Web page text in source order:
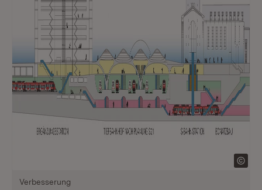
Verbesserung